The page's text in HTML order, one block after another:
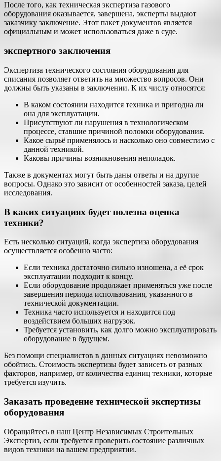
После того, как техническая экспертиза газового
оборудования оказывается, завершена, эксперты выдают
заказчику заключение. Этот пакет документов является
официальным и может использоваться даже в суде.
экспертного заключения
Экспертиза технического состояния оборудования для
списания позволяет ответить на множество вопросов. Они
должны быть указаны в заключении. К их числу относятся:
В каком состоянии находится техника и пригодна ли
она для эксплуатации.
Присутствуют ли нарушения в технологическом
процессе, ставшие причиной поломки оборудования.
Какое сырьё применялось и насколько оно совместимо с
данной техникой.
Каковы причины возникновения неполадок.
Также в документах могут быть даны ответы и на другие
вопросы. Однако это зависит от особенностей заказа, целей
исследования.
В каких ситуациях будет полезна оценка
техники?
Есть несколько ситуаций, когда экспертиза оборудования
осуществляется особенно часто:
Если техника достаточно сильно изношена, а её срок
эксплуатации подходит к концу.
Если оборудование продолжает применяться уже после
завершения периода использования, указанного в
технической документации.
Техника часто используется и находится под
воздействием больших нагрузок.
Требуется установить, как долго можно эксплуатировать
оборудование в будущем.
Без помощи специалистов в данных ситуациях невозможно
обойтись. Стоимость экспертизы будет зависеть от разных
факторов, например, от количества единиц техники, которые
требуется изучить.
Заказать проведение технической экспертизы
оборудования
Обращайтесь в наш Центр Независимых Строительных
Экспертиз, если требуется проверить состояние различных
видов техники на вашем предприятии.